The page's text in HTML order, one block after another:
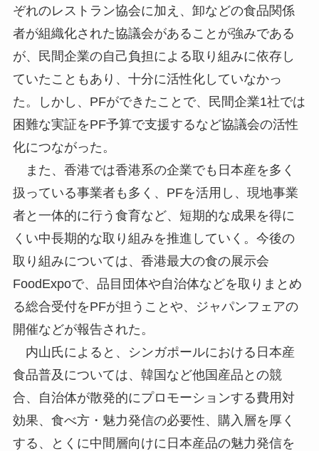
ぞれのレストラン協会に加え、卸などの食品関係
者が組織化された協議会があることが強みである
が、民間企業の自己負担による取り組みに依存し
ていたこともあり、十分に活性化していなかっ
た。しかし、PFができたことで、民間企業1社では
困難な実証をPF予算で支援するなど協議会の活性
化につながった。
また、香港では香港系の企業でも日本産を多く
扱っている事業者も多く、PFを活用し、現地事業
者と一体的に行う食育など、短期的な成果を得に
くい中長期的な取り組みを推進していく。今後の
取り組みについては、香港最大の食の展示会
FoodExpoで、品目団体や自治体などを取りまとめ
る総合受付をPFが担うことや、ジャパンフェアの
開催などが報告された。
内山氏によると、シンガポールにおける日本産
食品普及については、韓国など他国産品との競
合、自治体が散発的にプロモーションする費用対
効果、食べ方・魅力発信の必要性、購入層を厚く
する、とくに中間層向けに日本産品の魅力発信を